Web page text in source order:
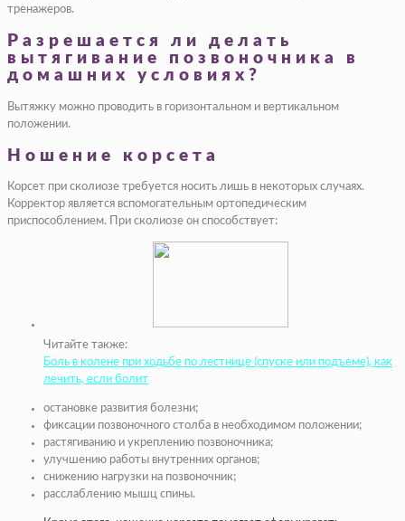
тренажеров.
Разрешается ли делать
вытягивание позвоночника в
домашних условиях?
Вытяжку можно проводить в горизонтальном и вертикальном
положении.
Ношение корсета
Корсет при сколиозе требуется носить лишь в некоторых случаях.
Корректор является вспомогательным ортопедическим
приспособлением. При сколиозе он способствует:
Читайте также:
Боль в колене при ходьбе по лестнице (спуске или подъеме), как
лечить, если болит
остановке развития болезни;
фиксации позвоночного столба в необходимом положении;
растягиванию и укреплению позвоночника;
улучшению работы внутренних органов;
снижению нагрузки на позвоночник;
расслаблению мышц спины.